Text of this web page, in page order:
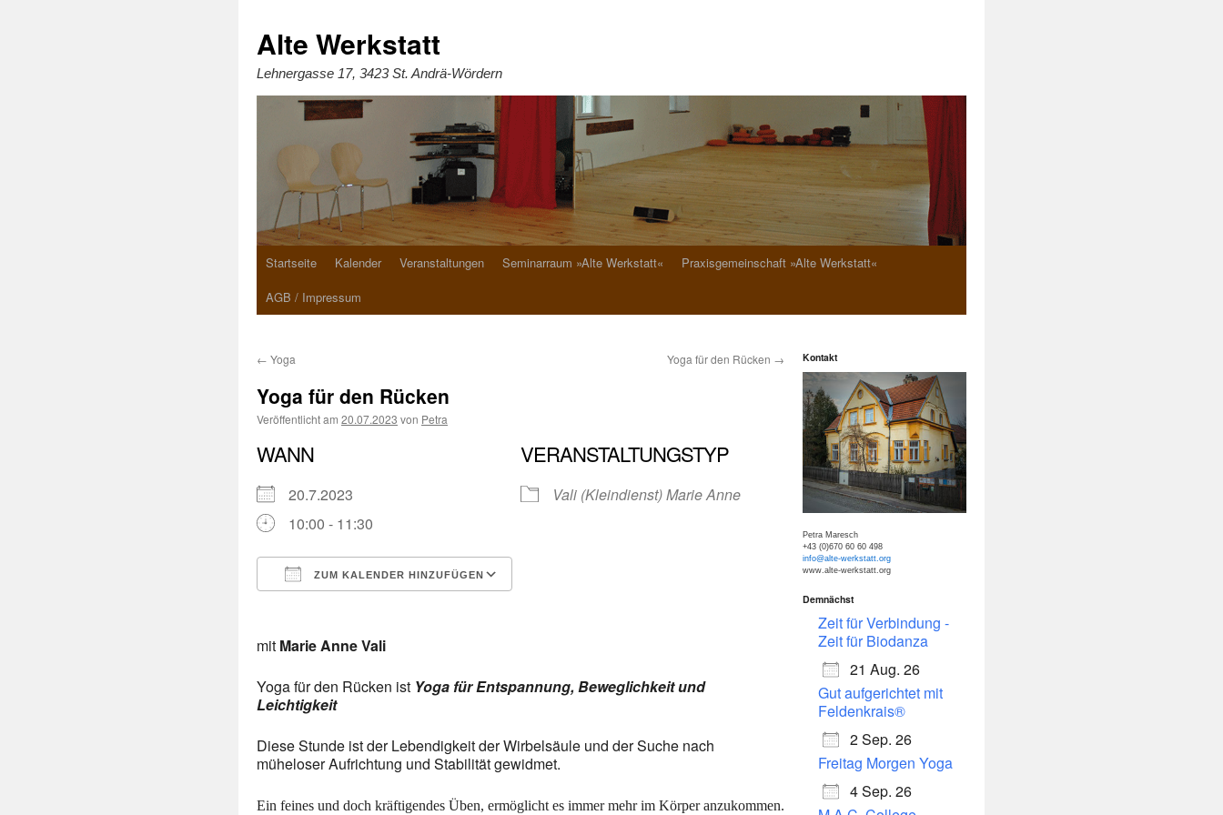
Alte Werkstatt
Lehnergasse 17, 3423 St. Andrä-Wördern
Startseite Kalender Veranstaltungen Seminarraum »Alte Werkstatt«
Praxisgemeinschaft »Alte Werkstatt«
AGB / Impressum
← Yoga Yoga für den Rücken →
Yoga für den Rücken
Veröffentlicht am 20.07.2023 von Petra
WANN
20.7.2023
10:00 - 11:30
ZUM KALENDER HINZUFÜGEN
iCalendar
VERANSTALTUNGSTYP
Vali (Kleindienst) Marie Anne
mit Marie Anne Vali
Yoga für den Rücken ist Yoga für Entspannung, Beweglichkeit und
Leichtigkeit
Diese Stunde ist der Lebendigkeit der Wirbelsäule und der Suche nach
müheloser Aufrichtung und Stabilität gewidmet.
Ein feines und doch kräftigendes Üben, ermöglicht es immer mehr im Körper anzukommen.
Kontakt
Petra Maresch
+43 (0)670 60 60 498
info@alte-werkstatt.org
www.alte-werkstatt.org
Demnächst
Zeit für Verbindung -
Zeit für Biodanza
21 Aug. 26
Gut aufgerichtet mit
Feldenkrais®
2 Sep. 26
Freitag Morgen Yoga
4 Sep. 26